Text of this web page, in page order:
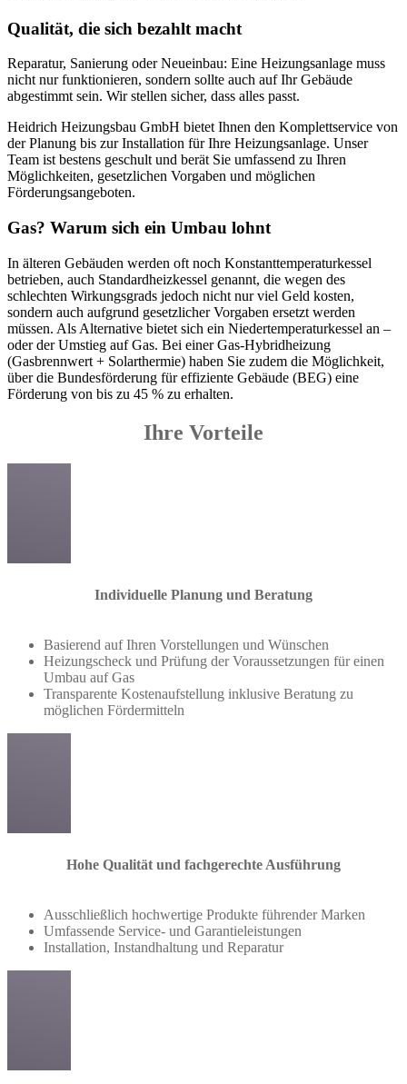
Qualität, die sich bezahlt macht
Reparatur, Sanierung oder Neueinbau: Eine Heizungsanlage muss
nicht nur funktionieren, sondern sollte auch auf Ihr Gebäude
abgestimmt sein. Wir stellen sicher, dass alles passt.
Heidrich Heizungsbau GmbH bietet Ihnen den Komplettservice von
der Planung bis zur Installation für Ihre Heizungsanlage. Unser
Team ist bestens geschult und berät Sie umfassend zu Ihren
Möglichkeiten, gesetzlichen Vorgaben und möglichen
Förderungsangeboten.
Gas? Warum sich ein Umbau lohnt
In älteren Gebäuden werden oft noch Konstanttemperaturkessel
betrieben, auch Standardheizkessel genannt, die wegen des
schlechten Wirkungsgrads jedoch nicht nur viel Geld kosten,
sondern auch aufgrund gesetzlicher Vorgaben ersetzt werden
müssen. Als Alternative bietet sich ein Niedertemperaturkessel an –
oder der Umstieg auf Gas. Bei einer Gas-Hybridheizung
(Gasbrennwert + Solarthermie) haben Sie zudem die Möglichkeit,
über die Bundesförderung für effiziente Gebäude (BEG) eine
Förderung von bis zu 45 % zu erhalten.
Ihre Vorteile
Individuelle Planung und Beratung
Basierend auf Ihren Vorstellungen und Wünschen
Heizungscheck und Prüfung der Voraussetzungen für einen
Umbau auf Gas
Transparente Kostenaufstellung inklusive Beratung zu
möglichen Fördermitteln
Hohe Qualität und fachgerechte Ausführung
Ausschließlich hochwertige Produkte führender Marken
Umfassende Service- und Garantieleistungen
Installation, Instandhaltung und Reparatur